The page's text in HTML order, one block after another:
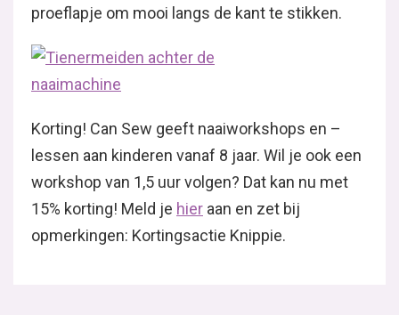
proeflapje om mooi langs de kant te stikken.
Korting! Can Sew geeft naaiworkshops en –
lessen aan kinderen vanaf 8 jaar. Wil je ook een
workshop van 1,5 uur volgen? Dat kan nu met
15% korting! Meld je hier aan en zet bij
opmerkingen: Kortingsactie Knippie.